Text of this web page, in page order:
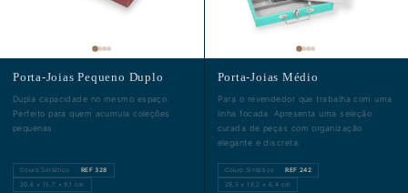
Porta-Joias Pequeno Duplo
Dupla capacidade no mesmo espaço.
Perfeito para quem acumula coleções
pequenas.
Couro Sintético · REF 328
20,6 × 15,7 × 9,1 cm
Porta-Joias Médio
Para o revendedor que trabalha com uma
linha focada. Apresenta uma seleção
curada de peças com organização
elegante e discreta.
Couro Sintético ·REF 242
28,5 × 18,2 × 6,4 cm